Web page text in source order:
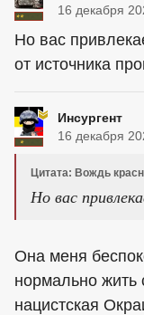
16 декабря
Но вас
от источника
Инсургент
16 декабря
Цитата: Вождь
Но вас
Она меня
нормально жить
нацистская